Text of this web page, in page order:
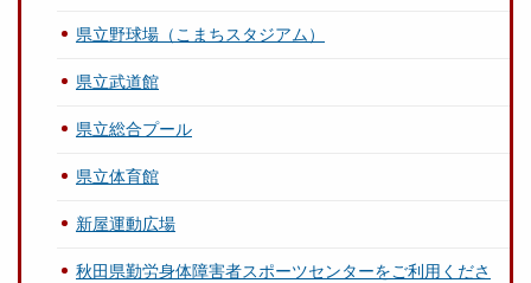
県立野球場（こまちスタジアム）
県立武道館
県立総合プール
県立体育館
新屋運動広場
秋田県勤労身体障害者スポーツセンターをご利用くださ